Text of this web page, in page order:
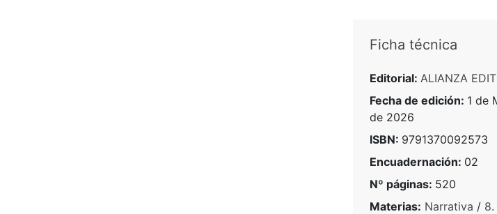
Ficha técnica
Editorial: ALIANZA
Fecha de edición: 1 de
de 2026
ISBN: 9791370092573
Encuadernación: 02
Nº páginas: 520
Materias: Narrativa / 8.